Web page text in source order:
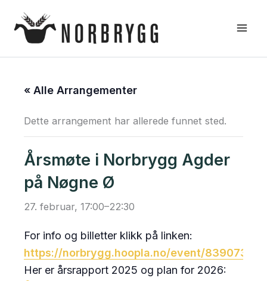
rett
« Alle Arrangementer
Dette arrangement har allerede funnet sted.
Årsmøte i Norbrygg Agder
på Nøgne Ø
27. februar, 17:00–22:30
For info og billetter klikk på linken:
https://norbrygg.hoopla.no/event/839073211
Her er årsrapport 2025 og plan for 2026: